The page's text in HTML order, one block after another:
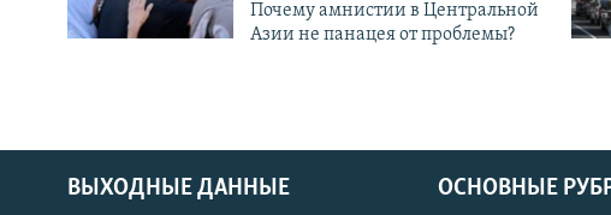
Почему амнистии в Центральной
Азии не панацея от проблемы?
ВЫХОДНЫЕ ДАННЫЕ ОСНОВНЫЕ